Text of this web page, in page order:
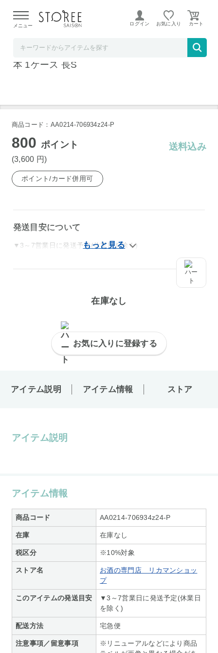
よる配送遅延が発生しております。
メニュー ログイン お気に入り
アサヒ GINON ジノン 無糖 レモン 350ml×24
本 1ケース 長S
商品コード：AA0214-706934z24-P
800ポイント
(3,600 円)
送料込み
ポイント/カード併用可
発送目安について
▼3～7営業日に発送予定(休業日を除く)
在庫なし
お気に入りに登録する
アイテム説明 アイテム情報 ストア
アイテム説明
アイテム情報
商品コード AA0214-706934z24-P
在庫 在庫なし
税区分 ※10%対象
ストア名
お酒の専門店 リカマンショッ
プ
このアイテムの発送目安
▼3～7営業日に発送予定(休業日
を除く)
配送方法 宅急便
注意事項／留意事項
※リニューアルなどにより商品